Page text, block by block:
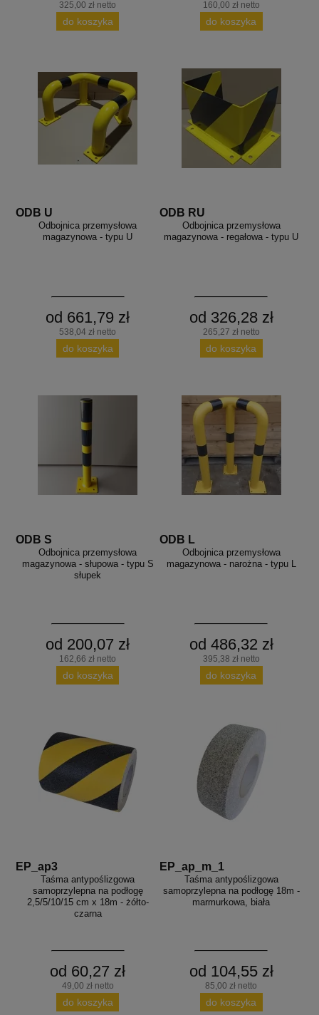
325,00 zł netto
do koszyka
160,00 zł netto
do koszyka
ODB U
Odbojnica przemysłowa
magazynowa - typu U
od 661,79 zł
538,04 zł netto
do koszyka
ODB RU
Odbojnica przemysłowa
magazynowa - regałowa - typu U
od 326,28 zł
265,27 zł netto
do koszyka
ODB S
Odbojnica przemysłowa
magazynowa - słupowa - typu S
słupek
od 200,07 zł
162,66 zł netto
do koszyka
ODB L
Odbojnica przemysłowa
magazynowa - narożna - typu L
od 486,32 zł
395,38 zł netto
do koszyka
EP_ap3
Taśma antypoślizgowa
samoprzylepna na podłogę
2,5/5/10/15 cm x 18m - żółto-
czarna
od 60,27 zł
49,00 zł netto
do koszyka
EP_ap_m_1
Taśma antypoślizgowa
samoprzylepna na podłogę 18m -
marmurkowa, biała
od 104,55 zł
85,00 zł netto
do koszyka